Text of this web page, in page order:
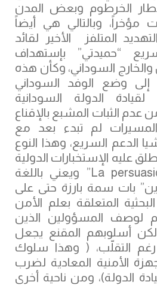
الخرطوم وبعض المدن
مؤخراً، وبالتالي هي أيضاً
المتلفز الأخير لقائد
“حميدتي” بإستهداف
السوداني، وكأن هذه
وضع الوفد السوداني
الدولة السودانية
عدم الثبات المشبع بالإقناع
لم تبدء بعد مع
الدعم السريع، وهذا النوع
عليه الإستخبارات الدولية
“La persuasion des passants” ويعني باللغة
بات سمة بارزة حتى على
المتعلقة بعلم الأمن
لوصف المسؤولين الذين
أسلوبهم المقنع يجعل
التقلّب، ( وهذا سلوك
الأمنية المعادية لضرب
الدولة)، ومن ناحية أخرى